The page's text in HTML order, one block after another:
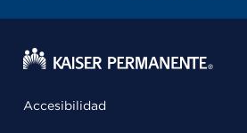
Accesibilidad